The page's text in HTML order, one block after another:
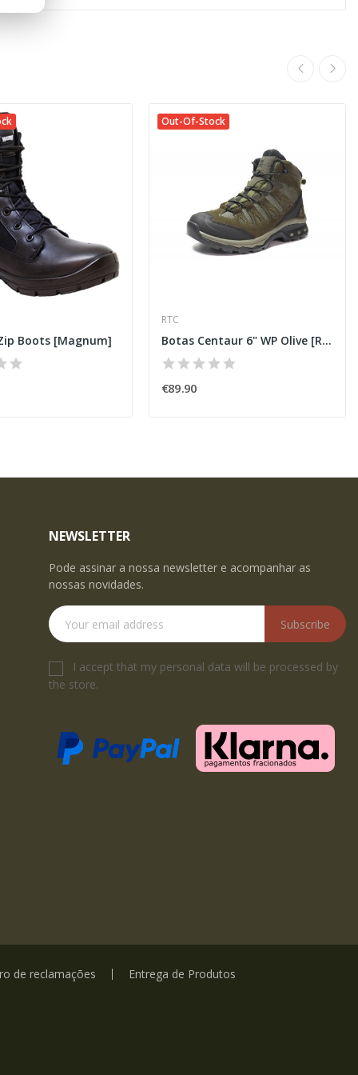
Boots [Magnum]
Out-Of-Stock
RTC
Botas Centaur 6" WP Olive [RTC]
€89.90
NEWSLETTER
Pode assinar a nossa newsletter e acompanhar as
nossas novidades.
Subscribe
I accept that my personal data will be processed by
the store.
de reclamações Entrega de Produtos